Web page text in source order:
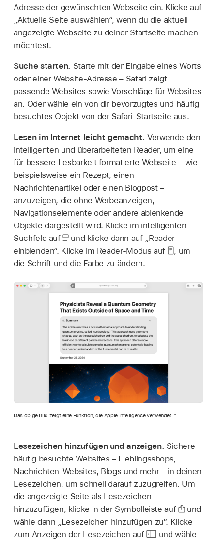
Adresse der gewünschten Webseite ein. Klicke auf
„Aktuelle Seite auswählen“, wenn du die aktuell
angezeigte Webseite zu deiner Startseite machen
möchtest.
Suche starten. Starte mit der Eingabe eines Worts
oder einer Website-Adresse – Safari zeigt
passende Websites sowie Vorschläge für Websites
an. Oder wähle ein von dir bevorzugtes und häufig
besuchtes Objekt von der Safari-Startseite aus.
Lesen im Internet leicht gemacht. Verwende den
intelligenten und überarbeiteten Reader, um eine
für bessere Lesbarkeit formatierte Webseite – wie
beispielsweise ein Rezept, einen
Nachrichtenartikel oder einen Blogpost –
anzuzeigen, die ohne Werbeanzeigen,
Navigationselemente oder andere ablenkende
Objekte dargestellt wird. Klicke im intelligenten
Suchfeld auf
und klicke dann auf „Reader
einblenden“. Klicke im Reader-Modus auf
, um
die Schrift und die Farbe zu ändern.
Das obige Bild zeigt eine Funktion, die Apple Intelligence verwendet. *
Lesezeichen hinzufügen und anzeigen. Sichere
häufig besuchte Websites – Lieblingsshops,
Nachrichten-Websites, Blogs und mehr – in deinen
Lesezeichen, um schnell darauf zuzugreifen. Um
die angezeigte Seite als Lesezeichen
hinzuzufügen, klicke in der Symbolleiste auf
und
wähle dann „Lesezeichen hinzufügen zu“. Klicke
zum Anzeigen der Lesezeichen auf
und wähle